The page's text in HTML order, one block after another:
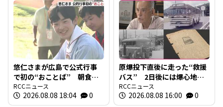
悠仁さまが広島で公式行事
で初の“おことば” 朝食作
りや丸太切りも 福山市で
は博物館を視察
RCCニュース
2026.08.08 18:04 0
原爆投下直後に走った“救援
バス” 2日後には爆心地至
近に路線バスも 戦時下か
ら復興まで支えた“バスの歴
RCCニュース
2026.08.08 16:00 0